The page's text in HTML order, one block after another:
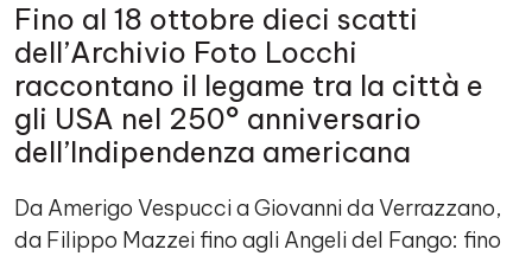
Fino al 18 ottobre dieci scatti
dell’Archivio Foto Locchi
raccontano il legame tra la città e
gli USA nel 250° anniversario
dell’Indipendenza americana
Da Amerigo Vespucci a Giovanni da Verrazzano,
da Filippo Mazzei fino agli Angeli del Fango: fino